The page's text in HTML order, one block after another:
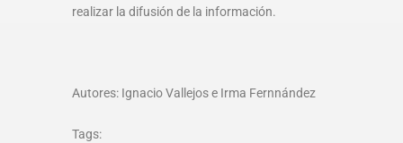
realizar la difusión de la información.
Autores: Ignacio Vallejos e Irma Fernnández
Tags: